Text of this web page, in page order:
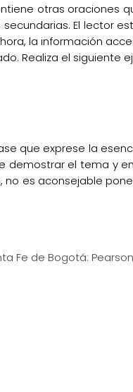
otras oraciones
El lector
la información
Realiza el siguiente
que exprese la
demostrar el tema y
es aconsejable
Fe de Bogotá: